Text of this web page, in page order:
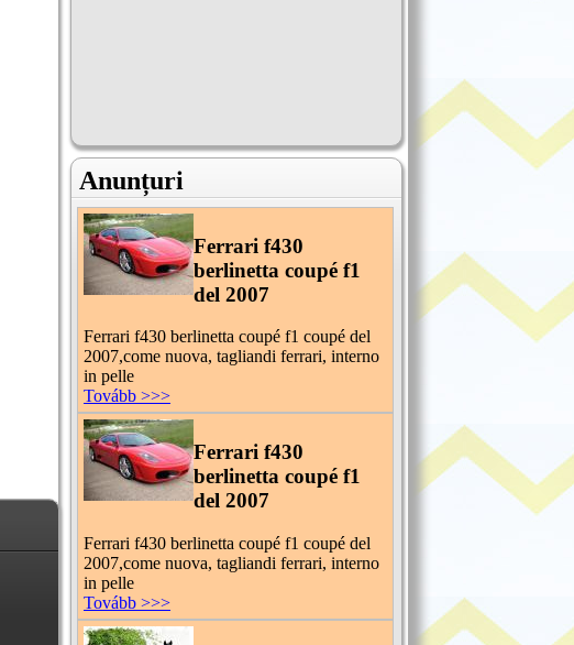
Anunțuri
Ferrari f430
berlinetta coupé f1
del 2007
Ferrari f430 berlinetta coupé f1 coupé del
2007,come nuova, tagliandi ferrari, interno
in pelle
Tovább >>>
Ferrari f430
berlinetta coupé f1
del 2007
Ferrari f430 berlinetta coupé f1 coupé del
2007,come nuova, tagliandi ferrari, interno
in pelle
Tovább >>>